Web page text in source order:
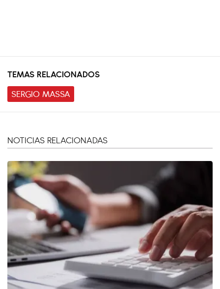
TEMAS RELACIONADOS
SERGIO MASSA
NOTICIAS RELACIONADAS